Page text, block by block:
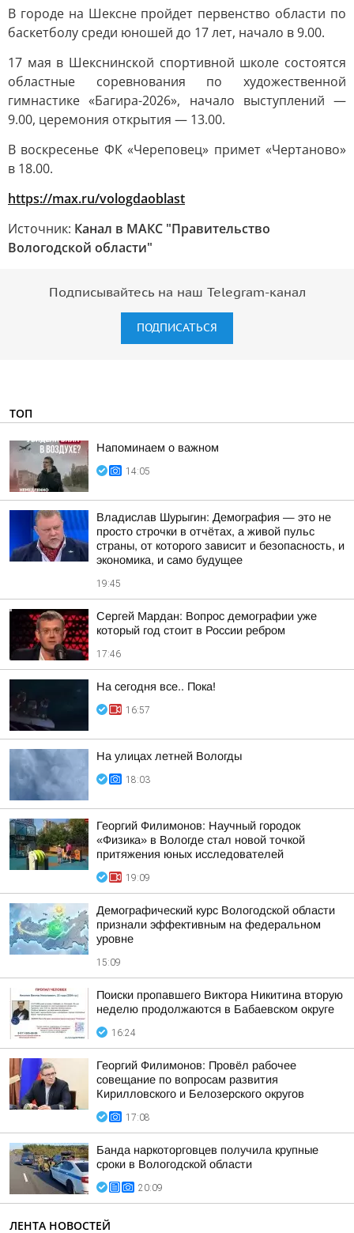
В городе на Шексне пройдет первенство области по
баскетболу среди юношей до 17 лет, начало в 9.00.
17 мая в Шекснинской спортивной школе состоятся
областные соревнования по художественной
гимнастике «Багира-2026», начало выступлений —
9.00, церемония открытия — 13.00.
В воскресенье ФК «Череповец» примет «Чертаново»
в 18.00.
https://max.ru/vologdaoblast
Источник: Канал в МАКС "Правительство
Вологодской области"
Подписывайтесь на наш Telegram-канал
ПОДПИСАТЬСЯ
ТОП
Напоминаем о важном
14:05
Владислав Шурыгин: Демография — это не
просто строчки в отчётах, а живой пульс
страны, от которого зависит и безопасность, и
экономика, и само будущее
19:45
Сергей Мардан: Вопрос демографии уже
который год стоит в России ребром
17:46
На сегодня все.. Пока!
16:57
На улицах летней Вологды
18:03
Георгий Филимонов: Научный городок
«Физика» в Вологде стал новой точкой
притяжения юных исследователей
19:09
Демографический курс Вологодской области
признали эффективным на федеральном
уровне
15:09
Поиски пропавшего Виктора Никитина вторую
неделю продолжаются в Бабаевском округе
16:24
Георгий Филимонов: Провёл рабочее
совещание по вопросам развития
Кирилловского и Белозерского округов
17:08
Банда наркоторговцев получила крупные
сроки в Вологодской области
20:09
ЛЕНТА НОВОСТЕЙ